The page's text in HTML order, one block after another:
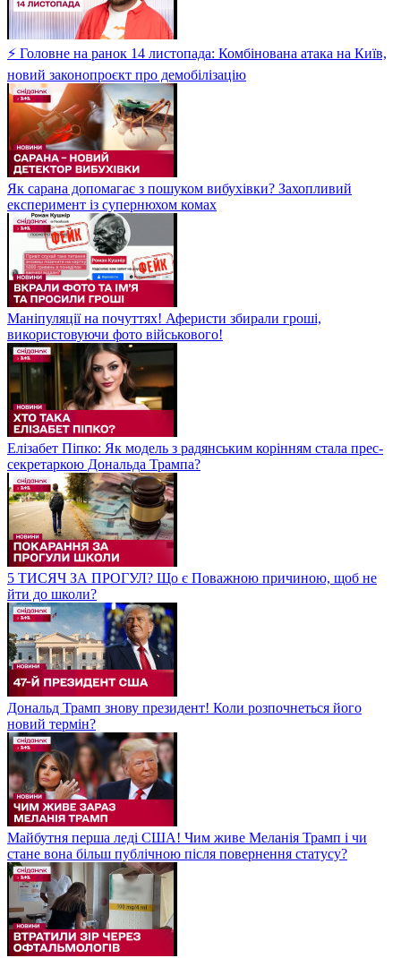
⚡ Головне на ранок 14 листопада: Комбінована атака на Київ,
новий законопроєкт про демобілізацію
Як сарана допомагає з пошуком вибухівки? Захопливий
експеримент із супернюхом комах
Маніпуляції на почуттях! Аферисти збирали гроші,
використовуючи фото військового!
Елізабет Піпко: Як модель з радянським корінням стала прес-
секретаркою Дональда Трампа?
5 ТИСЯЧ ЗА ПРОГУЛ? Що є Поважною причиною, щоб не
йти до школи?
Дональд Трамп знову президент! Коли розпочнеться його
новий термін?
Майбутня перша леді США! Чим живе Меланія Трамп і чи
стане вона більш публічною після повернення статусу?